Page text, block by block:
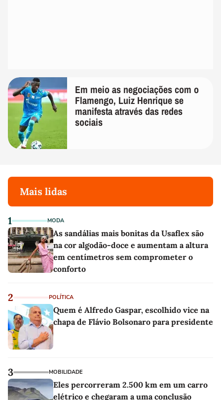
Em meio as negociações com o
Flamengo, Luiz Henrique se
manifesta através das redes
sociais
Mais lidas
1 MODA
As sandálias mais bonitas da Usaflex são
na cor algodão-doce e aumentam a altura
em centímetros sem comprometer o
conforto
2 POLÍTICA
Quem é Alfredo Gaspar, escolhido vice na
chapa de Flávio Bolsonaro para presidente
3 MOBILIDADE
Eles percorreram 2.500 km em um carro
elétrico e chegaram a uma conclusão